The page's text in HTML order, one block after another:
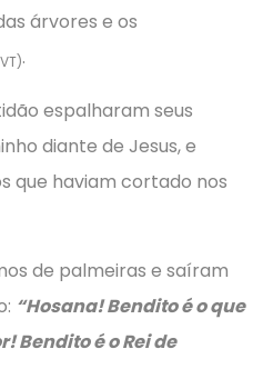
árvores e os
.
espalharam seus
diante de Jesus, e
que haviam cortado nos
de palmeiras e saíram
“Hosana! Bendito é o que
Bendito é o Rei de